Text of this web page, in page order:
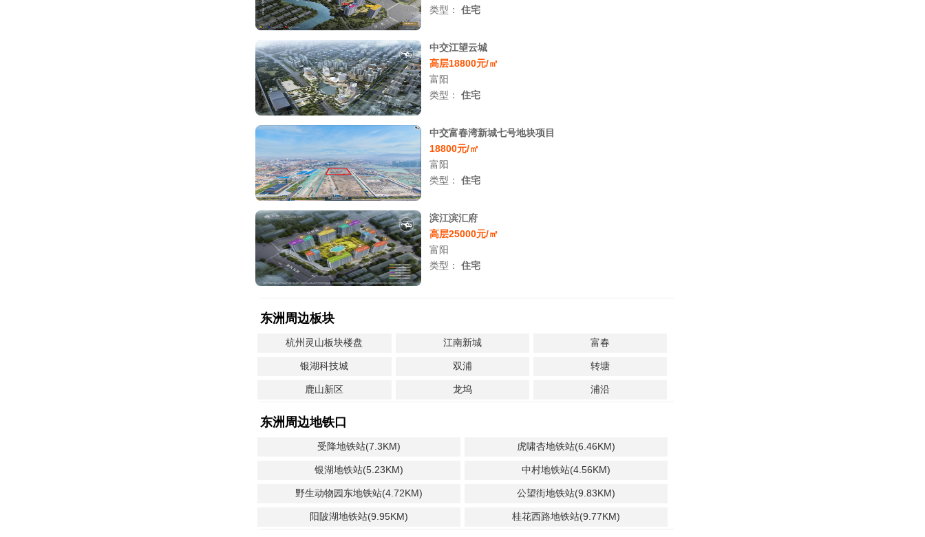
类型： 住宅
中交江望云城
高层18800元/㎡
富阳
类型： 住宅
中交富春湾新城七号地块项目
18800元/㎡
富阳
类型： 住宅
滨江滨汇府
高层25000元/㎡
富阳
类型： 住宅
东洲周边板块
杭州灵山板块楼盘 江南新城 富春
银湖科技城 双浦 转塘
鹿山新区 龙坞 浦沿
东洲周边地铁口
受降地铁站(7.3KM) 虎啸杏地铁站(6.46KM)
银湖地铁站(5.23KM) 中村地铁站(4.56KM)
野生动物园东地铁站(4.72KM) 公望街地铁站(9.83KM)
阳陂湖地铁站(9.95KM) 桂花西路地铁站(9.77KM)